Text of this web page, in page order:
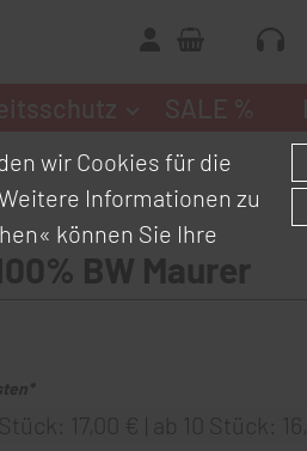
BW Maurer
17,00 € | ab 10 Stück:
wir Cookies für die
Informationen zu
können Sie Ihre